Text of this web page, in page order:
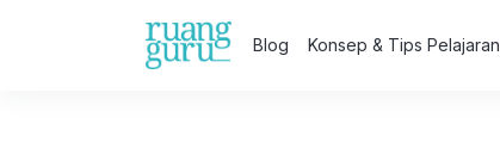
Blog Konsep & Tips Pelajaran